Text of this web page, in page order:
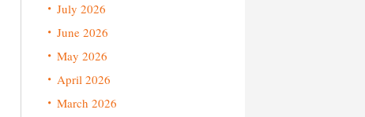
July 2026
June 2026
May 2026
April 2026
March 2026